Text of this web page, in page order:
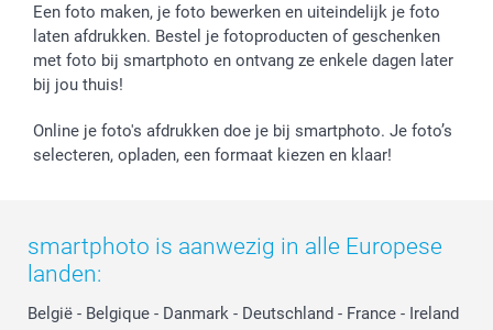
Een foto maken, je foto bewerken en uiteindelijk je foto
laten afdrukken. Bestel je fotoproducten of geschenken
met foto bij smartphoto en ontvang ze enkele dagen later
bij jou thuis!
Online je foto's afdrukken doe je bij smartphoto. Je foto’s
selecteren, opladen, een formaat kiezen en klaar!
smartphoto is aanwezig in alle Europese
landen:
België - Belgique - Danmark - Deutschland - France - Ireland